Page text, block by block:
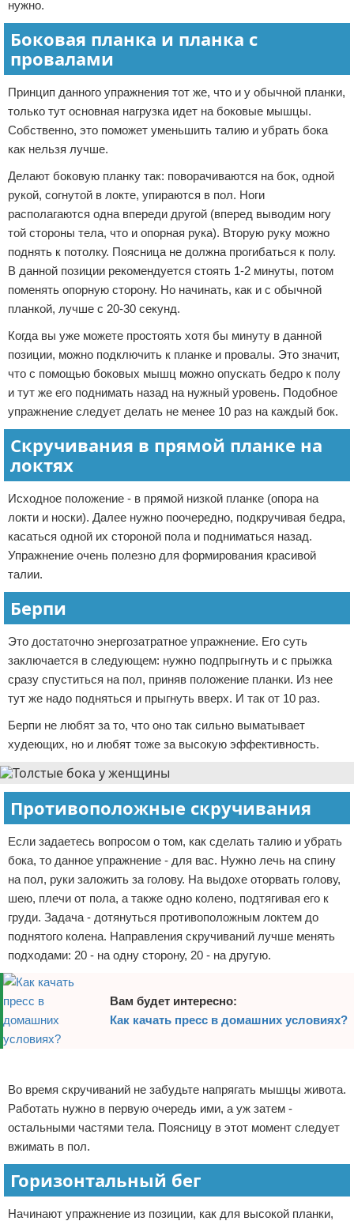
нужно.
Боковая планка и планка с
провалами
Принцип данного упражнения тот же, что и у обычной планки,
только тут основная нагрузка идет на боковые мышцы.
Собственно, это поможет уменьшить талию и убрать бока
как нельзя лучше.
Делают боковую планку так: поворачиваются на бок, одной
рукой, согнутой в локте, упираются в пол. Ноги
располагаются одна впереди другой (вперед выводим ногу
той стороны тела, что и опорная рука). Вторую руку можно
поднять к потолку. Поясница не должна прогибаться к полу.
В данной позиции рекомендуется стоять 1-2 минуты, потом
поменять опорную сторону. Но начинать, как и с обычной
планкой, лучше с 20-30 секунд.
Когда вы уже можете простоять хотя бы минуту в данной
позиции, можно подключить к планке и провалы. Это значит,
что с помощью боковых мышц можно опускать бедро к полу
и тут же его поднимать назад на нужный уровень. Подобное
упражнение следует делать не менее 10 раз на каждый бок.
Скручивания в прямой планке на
локтях
Исходное положение - в прямой низкой планке (опора на
локти и носки). Далее нужно поочередно, подкручивая бедра,
касаться одной их стороной пола и подниматься назад.
Упражнение очень полезно для формирования красивой
талии.
Берпи
Это достаточно энергозатратное упражнение. Его суть
заключается в следующем: нужно подпрыгнуть и с прыжка
сразу спуститься на пол, приняв положение планки. Из нее
тут же надо подняться и прыгнуть вверх. И так от 10 раз.
Берпи не любят за то, что оно так сильно выматывает
худеющих, но и любят тоже за высокую эффективность.
Противоположные скручивания
Если задаетесь вопросом о том, как сделать талию и убрать
бока, то данное упражнение - для вас. Нужно лечь на спину
на пол, руки заложить за голову. На выдохе оторвать голову,
шею, плечи от пола, а также одно колено, подтягивая его к
груди. Задача - дотянуться противоположным локтем до
поднятого колена. Направления скручиваний лучше менять
подходами: 20 - на одну сторону, 20 - на другую.
Вам будет интересно:
Как качать пресс в домашних условиях?
Во время скручиваний не забудьте напрягать мышцы живота.
Работать нужно в первую очередь ими, а уж затем -
остальными частями тела. Поясницу в этот момент следует
вжимать в пол.
Горизонтальный бег
Начинают упражнение из позиции, как для высокой планки,